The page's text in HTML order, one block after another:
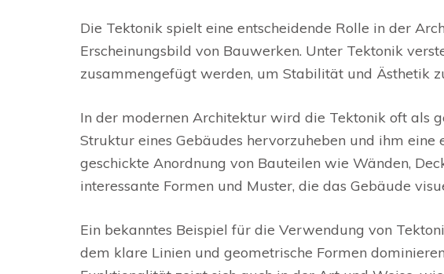
Die Tektonik spielt eine entscheidende Rolle in der
Erscheinungsbild von Bauwerken. Unter Tektonik
zusammengefügt werden, um Stabilität und Ästhetik
In der modernen Architektur wird die Tektonik oft als
Struktur eines Gebäudes hervorzuheben und ihm
geschickte Anordnung von Bauteilen wie Wänden,
interessante Formen und Muster, die das Gebäude
Ein bekanntes Beispiel für die Verwendung von
dem klare Linien und geometrische Formen